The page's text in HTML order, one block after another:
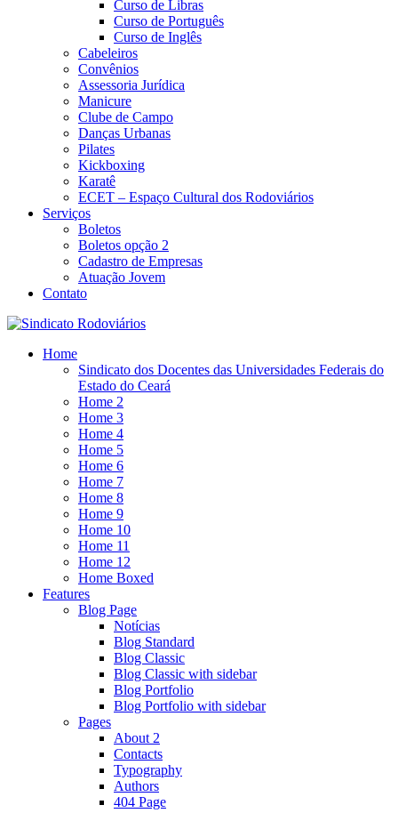
Curso de Libras
Curso de Português
Curso de Inglês
Cabeleiros
Convênios
Assessoria Jurídica
Manicure
Clube de Campo
Danças Urbanas
Pilates
Kickboxing
Karatê
ECET – Espaço Cultural dos Rodoviários
Serviços
Boletos
Boletos opção 2
Cadastro de Empresas
Atuação Jovem
Contato
Home
Sindicato dos Docentes das Universidades Federais do
Estado do Ceará
Home 2
Home 3
Home 4
Home 5
Home 6
Home 7
Home 8
Home 9
Home 10
Home 11
Home 12
Home Boxed
Features
Blog Page
Notícias
Blog Standard
Blog Classic
Blog Classic with sidebar
Blog Portfolio
Blog Portfolio with sidebar
Pages
About 2
Contacts
Typography
Authors
404 Page